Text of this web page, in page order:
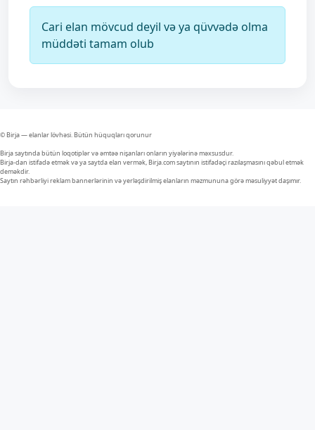
Cari elan mövcud deyil və ya qüvvədə olma
müddəti tamam olub
© Birja — elanlar lövhəsi. Bütün hüquqları qorunur
Birja saytında bütün loqotiplər və əmtəə nişanları onların yiyələrinə məxsusdur.
Birja-dan istifadə etmək və ya saytda elan vermək, Birja.com saytının istifadəçi razılaşmasını qəbul etmək
deməkdir.
Saytın rəhbərliyi reklam bannerlərinin və yerləşdirilmiş elanların məzmununa görə məsuliyyət daşımır.